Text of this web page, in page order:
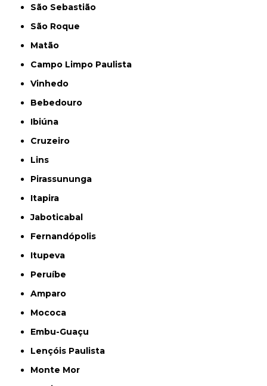
São Sebastião
São Roque
Matão
Campo Limpo Paulista
Vinhedo
Bebedouro
Ibiúna
Cruzeiro
Lins
Pirassununga
Itapira
Jaboticabal
Fernandópolis
Itupeva
Peruíbe
Amparo
Mococa
Embu-Guaçu
Lençóis Paulista
Monte Mor